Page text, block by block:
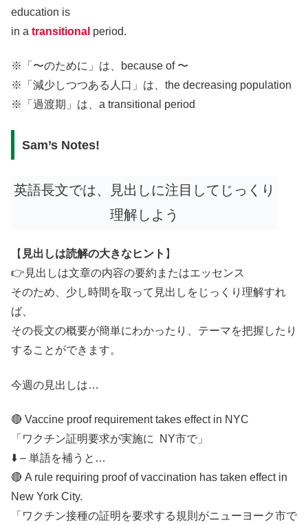
education is
in a transitional period.
※「〜のために」は、because of 〜
※「減少しつつある人口」は、the decreasing population
※「過渡期」は、a transitional period
Sam’s Notes!
英語長文では、見出しに注目してじっくり
理解しよう
【 見出しは読解の大きなヒント 】
👉見出しは文章の内容の要約またはエッセンス
そのため、少し時間を取って見出しをじっくり理解すれ
ば、
その長文の概要が簡単にわかったり、テーマを把握したり
することができます。
今週の見出しは…
🔴 Vaccine proof requirement takes effect in NYC
「ワクチン証明要求が実施に NY市で」
⬇️ – 単語を補うと…
🔴 A rule requiring proof of vaccination has taken effect in
New York City.
「ワクチン接種の証明を要求する規則がニューヨーク市で